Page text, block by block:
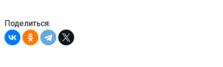
Поделиться: